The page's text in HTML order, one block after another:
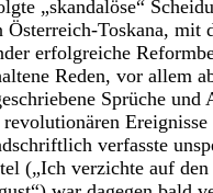
„skandalöse“
Österreich-Toskana, mit
erfolgreiche
Reden, vor allem
Sprüche
revolutionären
verfasste
(„Ich verzichte auf